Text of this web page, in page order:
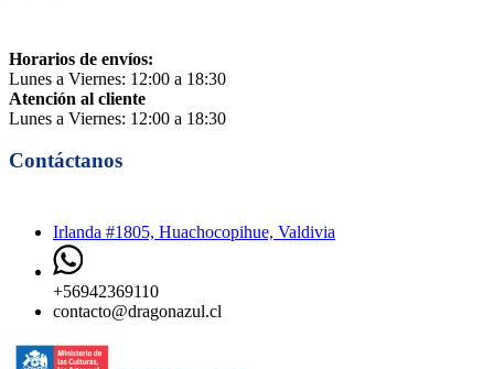
Horarios de envíos:
Lunes a Viernes: 12:00 a 18:30
Atención al cliente
Lunes a Viernes: 12:00 a 18:30
Contáctanos
Irlanda #1805, Huachocopihue, Valdivia
+56942369110
contacto@dragonazul.cl